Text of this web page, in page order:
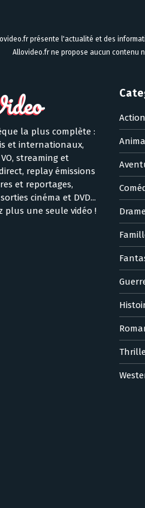
présente l'actualité et des
Allovideo.fr ne propose aucun contenu
la plus complète :
et internationaux,
streaming et
replay émissions
et reportages,
cinéma et DVD...
plus une seule vidéo !
Action